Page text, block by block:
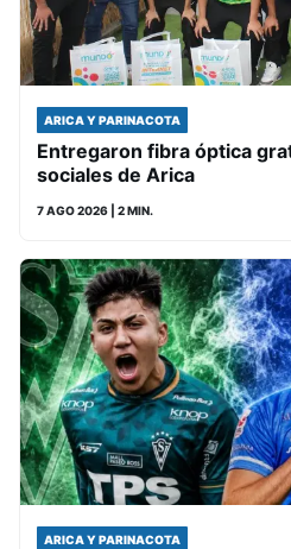
ARICA Y PARINACOTA
Entregaron fibra óptica
sociales de Arica
7 AGO 2026 | 2 MIN.
ARICA Y PARINACOTA